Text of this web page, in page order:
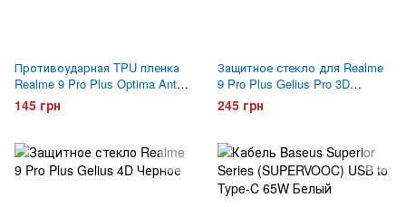
Противоударная TPU пленка
Realme 9 Pro Plus Optima Anti-
Shock Матовая
145 грн
Защитное стекло для Realme
9 Pro Plus Gelius Pro 3D
Черное
245 грн